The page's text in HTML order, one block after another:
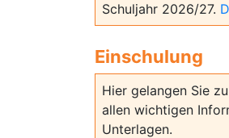
Schuljahr 2026/27.
Einschulung
Hier gelangen Sie
allen wichtigen
Unterlagen.